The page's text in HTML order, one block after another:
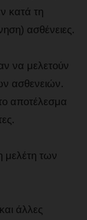
κατά τη
ασθένειες.
να μελετούν
ασθενειών.
αποτέλεσμα
μελέτη των
άλλες